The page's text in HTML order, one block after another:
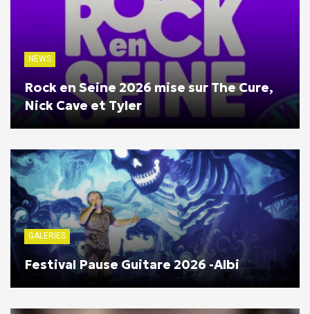
NEWS
Rock en Seine 2026 mise sur The Cure,
Nick Cave et Tyler
GALERIES
Festival Pause Guitare 2026 -Albi